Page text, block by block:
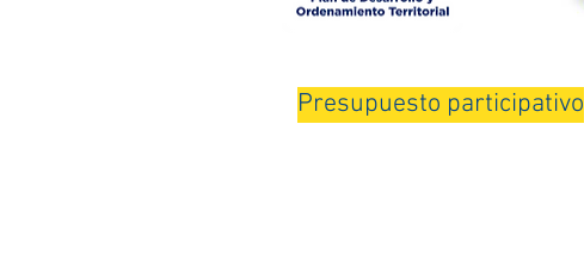
Presupuesto participativo